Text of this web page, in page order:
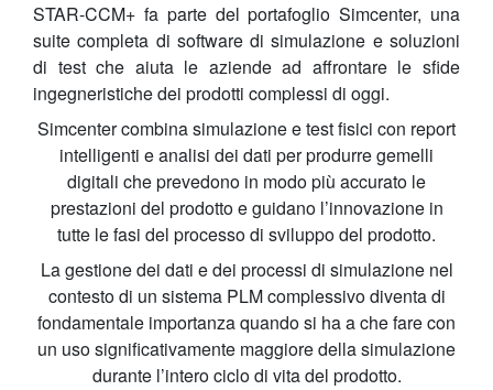
STAR-CCM+ fa parte del portafoglio Simcenter, una
suite completa di software di simulazione e soluzioni
di test che aiuta le aziende ad affrontare le sfide
ingegneristiche dei prodotti complessi di oggi.
Simcenter combina simulazione e test fisici con report
intelligenti e analisi dei dati per produrre gemelli
digitali che prevedono in modo più accurato le
prestazioni del prodotto e guidano l’innovazione in
tutte le fasi del processo di sviluppo del prodotto.
La gestione dei dati e dei processi di simulazione nel
contesto di un sistema PLM complessivo diventa di
fondamentale importanza quando si ha a che fare con
un uso significativamente maggiore della simulazione
durante l’intero ciclo di vita del prodotto.